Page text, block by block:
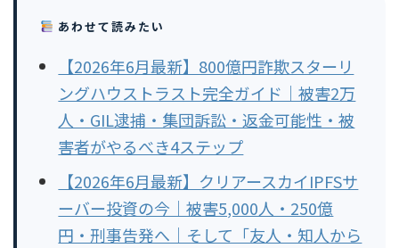
あわせて読みたい
【2026年6月最新】800億円詐欺スターリ
ングハウストラスト完全ガイド｜被害2万
人・GIL逮捕・集団訴訟・返金可能性・被
害者がやるべき4ステップ
【2026年6月最新】クリアースカイIPFSサ
ーバー投資の今｜被害5,000人・250億
円・刑事告発へ｜そして「友人・知人から